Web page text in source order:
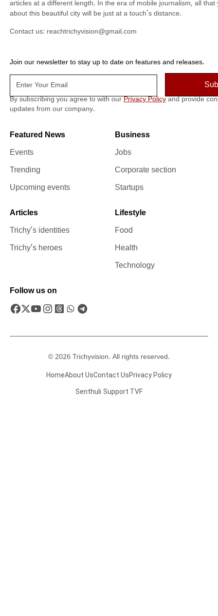
articles at a different length. In the era of mobile journalism, all that
about this beautiful city will be just at a touch's distance.
Contact us: reachtrichyvision@gmail.com
Join our newsletter to stay up to date on features and releases.
By subscribing you agree to with our Privacy Policy and provide
updates from our company.
Featured News
Events
Trending
Upcoming events
Business
Jobs
Corporate section
Startups
Articles
Trichy’s identities
Trichy’s heroes
Lifestyle
Food
Health
Technology
Follow us on
© 2026 Trichyvision. All rights reserved.
HomeAbout UsContact UsPrivacy Policy
Senthuli Support TVF